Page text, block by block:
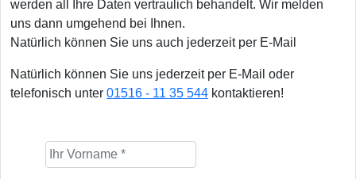
werden all Ihre Daten vertraulich behandelt. Wir melden
uns dann umgehend bei Ihnen.
Natürlich können Sie uns auch jederzeit per E-Mail
Natürlich können Sie uns jederzeit per E-Mail oder
telefonisch unter 01516 - 11 35 544 kontaktieren!